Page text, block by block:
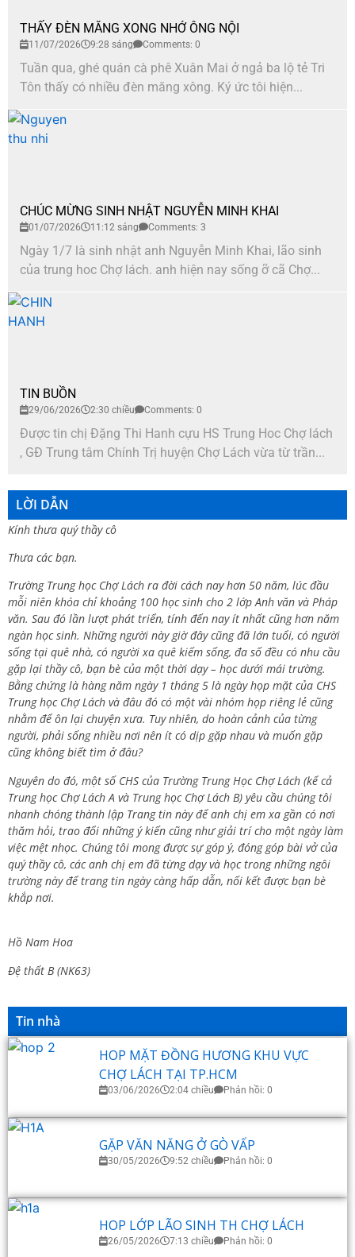
THẤY ĐÈN MĂNG XONG NHỚ ÔNG NỘI
11/07/2026 9:28 sáng Comments: 0
Tuần qua, ghé quán cà phê Xuân Mai ở ngả ba lộ tẻ Tri
Tôn thấy có nhiều đèn măng xông. Ký ức tôi hiện...
CHÚC MỪNG SINH NHẬT NGUYỄN MINH KHAI
01/07/2026 11:12 sáng Comments: 3
Ngày 1/7 là sinh nhật anh Nguyễn Minh Khai, lão sinh
của trung hoc Chợ lách. anh hiện nay sống ỡ cã Chợ...
TIN BUỒN
29/06/2026 2:30 chiều Comments: 0
Được tin chị Đặng Thi Hanh cựu HS Trung Hoc Chợ lách
, GĐ Trung tâm Chính Trị huyện Chợ Lách vừa từ trần...
LỜI DẪN
Kính thưa quý thầy cô
Thưa các bạn.
Trường Trung học Chợ Lách ra đời cách nay hơn 50 năm, lúc đầu
mỗi niên khóa chỉ khoảng 100 học sinh cho 2 lớp Anh văn và Pháp
văn. Sau đó lần lượt phát triển, tính đến nay ít nhất cũng hơn năm
ngàn học sinh. Những người này giờ đây cũng đã lớn tuổi, có người
sống tại quê nhà, có người xa quê kiếm sống, đa số đều có nhu cầu
gặp lại thầy cô, bạn bè của một thời dạy – học dưới mái trường.
Bằng chứng là hàng năm ngày 1 tháng 5 là ngày họp mặt của CHS
Trung học Chợ Lách và đâu đó có một vài nhóm họp riêng lẻ cũng
nhằm để ôn lại chuyện xưa. Tuy nhiên, do hoàn cảnh của từng
người, phải sống nhiều nơi nên ít có dịp gặp nhau và muốn gặp
cũng không biết tìm ở đâu?
Nguyên do đó, một số CHS của Trường Trung Học Chợ Lách (kể cả
Trung học Chợ Lách A và Trung học Chợ Lách B) yêu cầu chúng tôi
nhanh chóng thành lập Trang tin này để anh chị em xa gần có nơi
thăm hỏi, trao đổi những ý kiến cũng như giải trí cho một ngày làm
việc mệt nhọc. Chúng tôi mong được sự góp ý, đóng góp bài vở của
quý thầy cô, các anh chị em đã từng dạy và học trong những ngôi
trường này để trang tin ngày càng hấp dẫn, nối kết được bạn bè
khắp nơi.
Hồ Nam Hoa
Đệ thất B (NK63)
Tin nhà
HOP MẶT ĐỒNG HƯƠNG KHU VỰC
CHỢ LÁCH TẠI TP.HCM
03/06/2026 2:04 chiều Phản hồi: 0
GẶP VĂN NĂNG Ở GÒ VẤP
30/05/2026 9:52 chiều Phản hồi: 0
HOP LỚP LÃO SINH TH CHỢ LÁCH
26/05/2026 7:13 chiều Phản hồi: 0